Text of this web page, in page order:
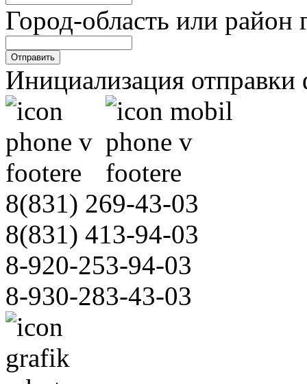
Город-область или район
Отправить
Инициализация
8(831) 269-43-03
8(831) 413-94-03
8-920-253-94-03
8-930-283-43-03